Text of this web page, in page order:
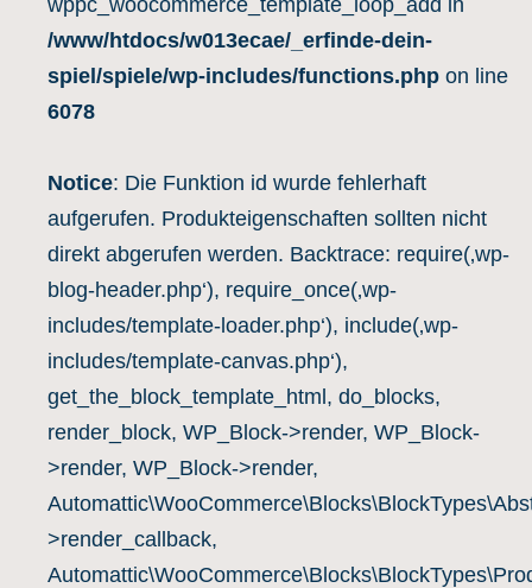
/www/htdocs/w013ecae/_erfinde-dein-
spiel/spiele/wp-includes/functions.php on line
6078
Notice: Die Funktion id wurde fehlerhaft
aufgerufen. Produkteigenschaften sollten nicht
direkt abgerufen werden. Backtrace: require(‚wp-
blog-header.php‘), require_once(‚wp-
includes/template-loader.php‘), include(‚wp-
includes/template-canvas.php‘),
get_the_block_template_html, do_blocks,
render_block, WP_Block->render, WP_Block-
>render, WP_Block->render,
>render_callback,